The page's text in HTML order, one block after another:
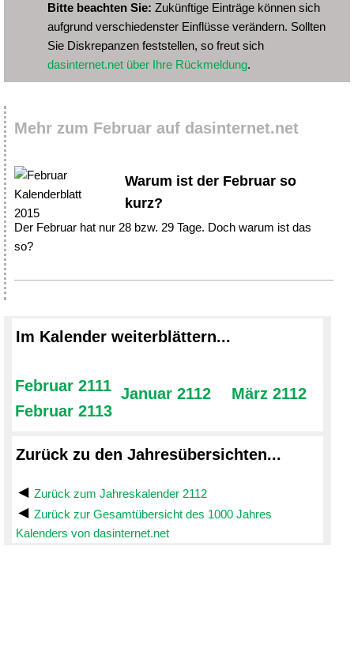
Bitte beachten Sie: Zukünftige Einträge können sich
aufgrund verschiedenster Einflüsse verändern. Sollten
Sie Diskrepanzen feststellen, so freut sich
dasinternet.net über Ihre Rückmeldung.
Mehr zum Februar auf dasinternet.net
Warum ist der Februar so
kurz?
Der Februar hat nur 28 bzw. 29 Tage. Doch warum ist das
so?
Im Kalender weiterblättern...
Februar 2111
Februar 2113
Januar 2112 März 2112
Zurück zu den Jahresübersichten...
Zurück zum Jahreskalender 2112
Zurück zur Gesamtübersicht des 1000 Jahres
Kalenders von dasinternet.net